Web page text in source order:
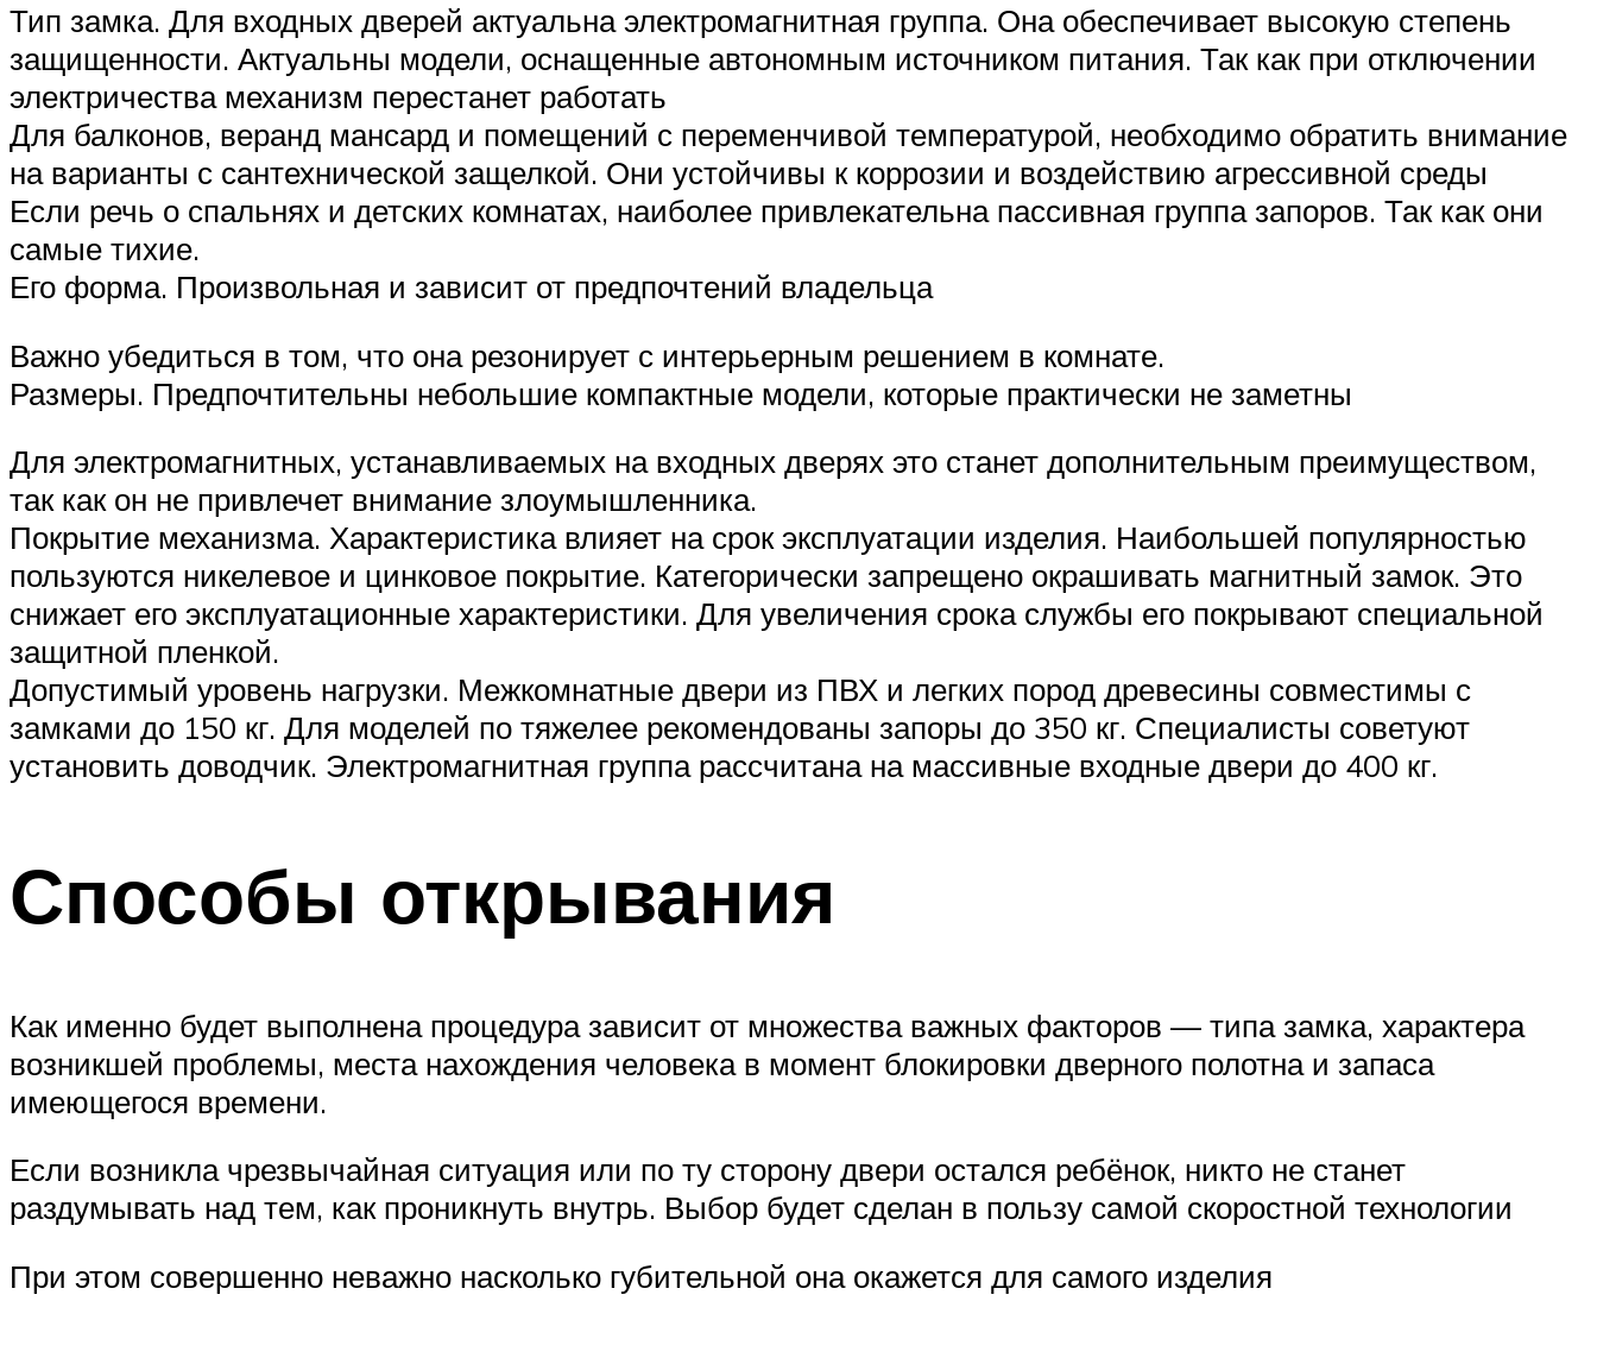
Тип замка. Для входных дверей актуальна электромагнитная группа. Она обеспечивает высокую степень
защищенности. Актуальны модели, оснащенные автономным источником питания. Так как при отключении
электричества механизм перестанет работать
Для балконов, веранд мансард и помещений с переменчивой температурой, необходимо обратить внимание
на варианты с сантехнической защелкой. Они устойчивы к коррозии и воздействию агрессивной среды
Если речь о спальнях и детских комнатах, наиболее привлекательна пассивная группа запоров. Так как они
самые тихие.
Его форма. Произвольная и зависит от предпочтений владельца
Важно убедиться в том, что она резонирует с интерьерным решением в комнате.
Размеры. Предпочтительны небольшие компактные модели, которые практически не заметны
Для электромагнитных, устанавливаемых на входных дверях это станет дополнительным преимуществом,
так как он не привлечет внимание злоумышленника.
Покрытие механизма. Характеристика влияет на срок эксплуатации изделия. Наибольшей популярностью
пользуются никелевое и цинковое покрытие. Категорически запрещено окрашивать магнитный замок. Это
снижает его эксплуатационные характеристики. Для увеличения срока службы его покрывают специальной
защитной пленкой.
Допустимый уровень нагрузки. Межкомнатные двери из ПВХ и легких пород древесины совместимы с
замками до 150 кг. Для моделей по тяжелее рекомендованы запоры до 350 кг. Специалисты советуют
установить доводчик. Электромагнитная группа рассчитана на массивные входные двери до 400 кг.
Способы открывания
Как именно будет выполнена процедура зависит от множества важных факторов — типа замка, характера
возникшей проблемы, места нахождения человека в момент блокировки дверного полотна и запаса
имеющегося времени.
Если возникла чрезвычайная ситуация или по ту сторону двери остался ребёнок, никто не станет
раздумывать над тем, как проникнуть внутрь. Выбор будет сделан в пользу самой скоростной технологии
При этом совершенно неважно насколько губительной она окажется для самого изделия